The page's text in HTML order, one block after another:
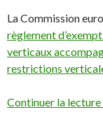
La Commission
règlement
verticaux
restrictions
Continuer la lecture